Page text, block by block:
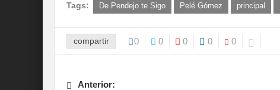
Tags: De Pendejo te Sigo Pelé Gómez principal
compartir 0 0 0 0 0
Anterior: